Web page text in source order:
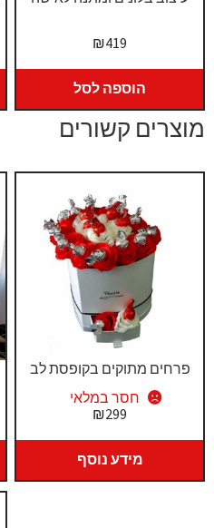
₪419
הוספה לסל
מוצרים קשורים
פרחים מתוקים בקופסת לב
חסר במלאי
₪299
מידע נוסף